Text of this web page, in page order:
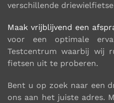
verschillende
Maak vrijblijvend een
voor een optimale
Testcentrum waarbij wij
fietsen uit te proberen.
Bent u op zoek naar een
ons aan het juiste adres.